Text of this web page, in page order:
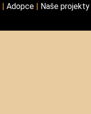
Adopce
Naše projekty